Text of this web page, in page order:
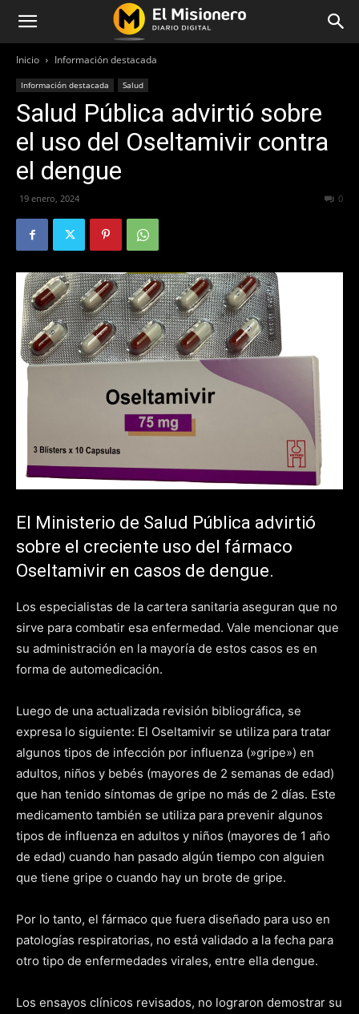
Inicio Información destacada
Información destacada Salud
Salud Pública advirtió sobre
el uso del Oseltamivir contra
el dengue
19 enero, 2024 0
El Ministerio de Salud Pública advirtió
sobre el creciente uso del fármaco
Oseltamivir en casos de dengue.
Los especialistas de la cartera sanitaria aseguran que no
sirve para combatir esa enfermedad. Vale mencionar que
su administración en la mayoría de estos casos es en
forma de automedicación.
Luego de una actualizada revisión bibliográfica, se
expresa lo siguiente: El Oseltamivir se utiliza para tratar
algunos tipos de infección por influenza (»gripe») en
adultos, niños y bebés (mayores de 2 semanas de edad)
que han tenido síntomas de gripe no más de 2 días. Este
medicamento también se utiliza para prevenir algunos
tipos de influenza en adultos y niños (mayores de 1 año
de edad) cuando han pasado algún tiempo con alguien
que tiene gripe o cuando hay un brote de gripe.
Por lo tanto, el fármaco que fuera diseñado para uso en
patologías respiratorias, no está validado a la fecha para
otro tipo de enfermedades virales, entre ella dengue.
Los ensayos clínicos revisados, no lograron demostrar su